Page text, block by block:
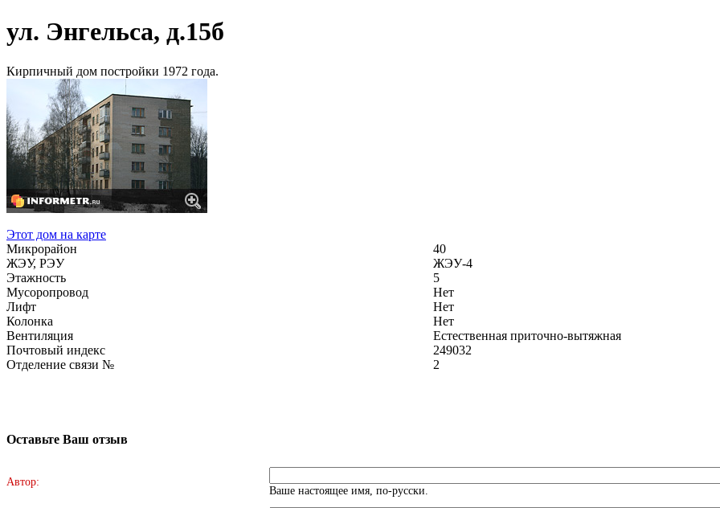
ул. Энгельса, д.15б
Кирпичный дом постройки 1972 года.
Этот дом на карте
Микрорайон
40
ЖЭУ, РЭУ
ЖЭУ-4
Этажность
5
Мусоропровод
Нет
Лифт
Нет
Колонка
Нет
Вентиляция
Естественная приточно-вытяжная
Почтовый индекс
249032
Отделение связи №
2
Оставьте Ваш отзыв
Автор:
Ваше настоящее имя, по-русски.